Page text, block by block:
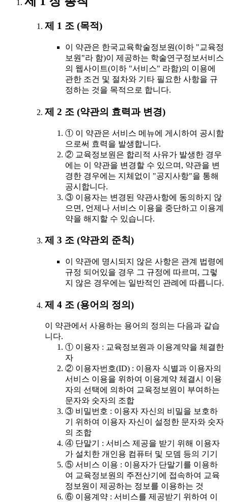
제 1 조 (목적)
이 약관은 한국교육학술정보원(이하 "교육정
보원"라 함)이 제공하는 학술연구정보서비스
의 웹사이트(이하 "서비스" 라함)의 이용에
관한 조건 및 절차와 기타 필요한 사항을 규
정하는 것을 목적으로 합니다.
제 2 조 (약관의 효력과 변경)
① 이 약관은 서비스 메뉴에 게시하여 공시함
으로써 효력을 발생합니다.
② 교육정보원은 합리적 사유가 발생한 경우
에는 이 약관을 변경할 수 있으며, 약관을 변
경한 경우에는 지체없이 "공지사항"을 통해
공시합니다.
③ 이용자는 변경된 약관사항에 동의하지 않
으면, 언제나 서비스 이용을 중단하고 이용계
약을 해지할 수 있습니다.
제 3 조 (약관외 준칙)
이 약관에 명시되지 않은 사항은 관계 법령에
규정 되어있을 경우 그 규정에 따르며, 그렇
지 않은 경우에는 일반적인 관례에 따릅니다.
제 4 조 (용어의 정의)
이 약관에서 사용하는 용어의 정의는 다음과 같습
니다.
① 이용자 : 교육정보원과 이용계약을 체결한
자
② 이용자번호(ID) : 이용자 식별과 이용자의
서비스 이용을 위하여 이용계약 체결시 이용
자의 선택에 의하여 교육정보원이 부여하는
문자와 숫자의 조합
③ 비밀번호 : 이용자 자신의 비밀을 보호하
기 위하여 이용자 자신이 설정한 문자와 숫자
의 조합
④ 단말기 : 서비스 제공을 받기 위해 이용자
가 설치한 개인용 컴퓨터 및 모뎀 등의 기기
⑤ 서비스 이용 : 이용자가 단말기를 이용하
여 교육정보원의 주전산기에 접속하여 교육
정보원이 제공하는 정보를 이용하는 것
⑥ 이용계약 : 서비스를 제공받기 위하여 이